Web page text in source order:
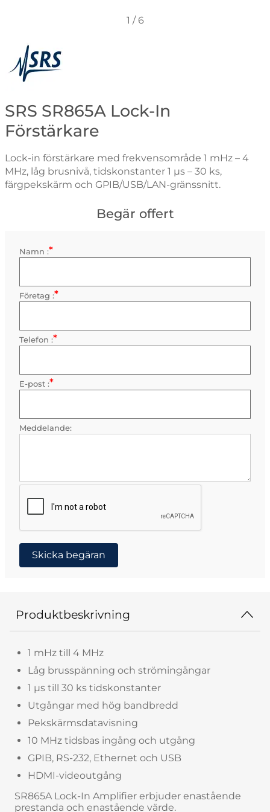
1 / 6
Gå till varumärkessidan för Stanford Research Systems
SRS SR865A Lock-In
Förstärkare
Lock-in förstärkare med frekvensområde 1 mHz – 4
MHz, låg brusnivå, tidskonstanter 1 µs – 30 ks,
färgpekskärm och GPIB/USB/LAN-gränssnitt.
Begär offert
Kontaktinformation
Namn :*Obligatorisk
Företag :*Obligatorisk
Telefon :*Obligatorisk
E-post :*Obligatorisk
Meddelande:
Skicka begäran
Produktbeskrivning
1 mHz till 4 MHz
Låg brusspänning och strömingångar
1 µs till 30 ks tidskonstanter
Utgångar med hög bandbredd
Pekskärmsdatavisning
10 MHz tidsbas ingång och utgång
GPIB, RS-232, Ethernet och USB
HDMI-videoutgång
SR865A Lock-In Amplifier erbjuder enastående
prestanda och enastående värde.